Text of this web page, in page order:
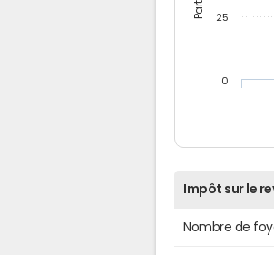
0
25
Impôt sur le
Nombre de